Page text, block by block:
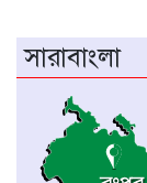
সারাবাংলা